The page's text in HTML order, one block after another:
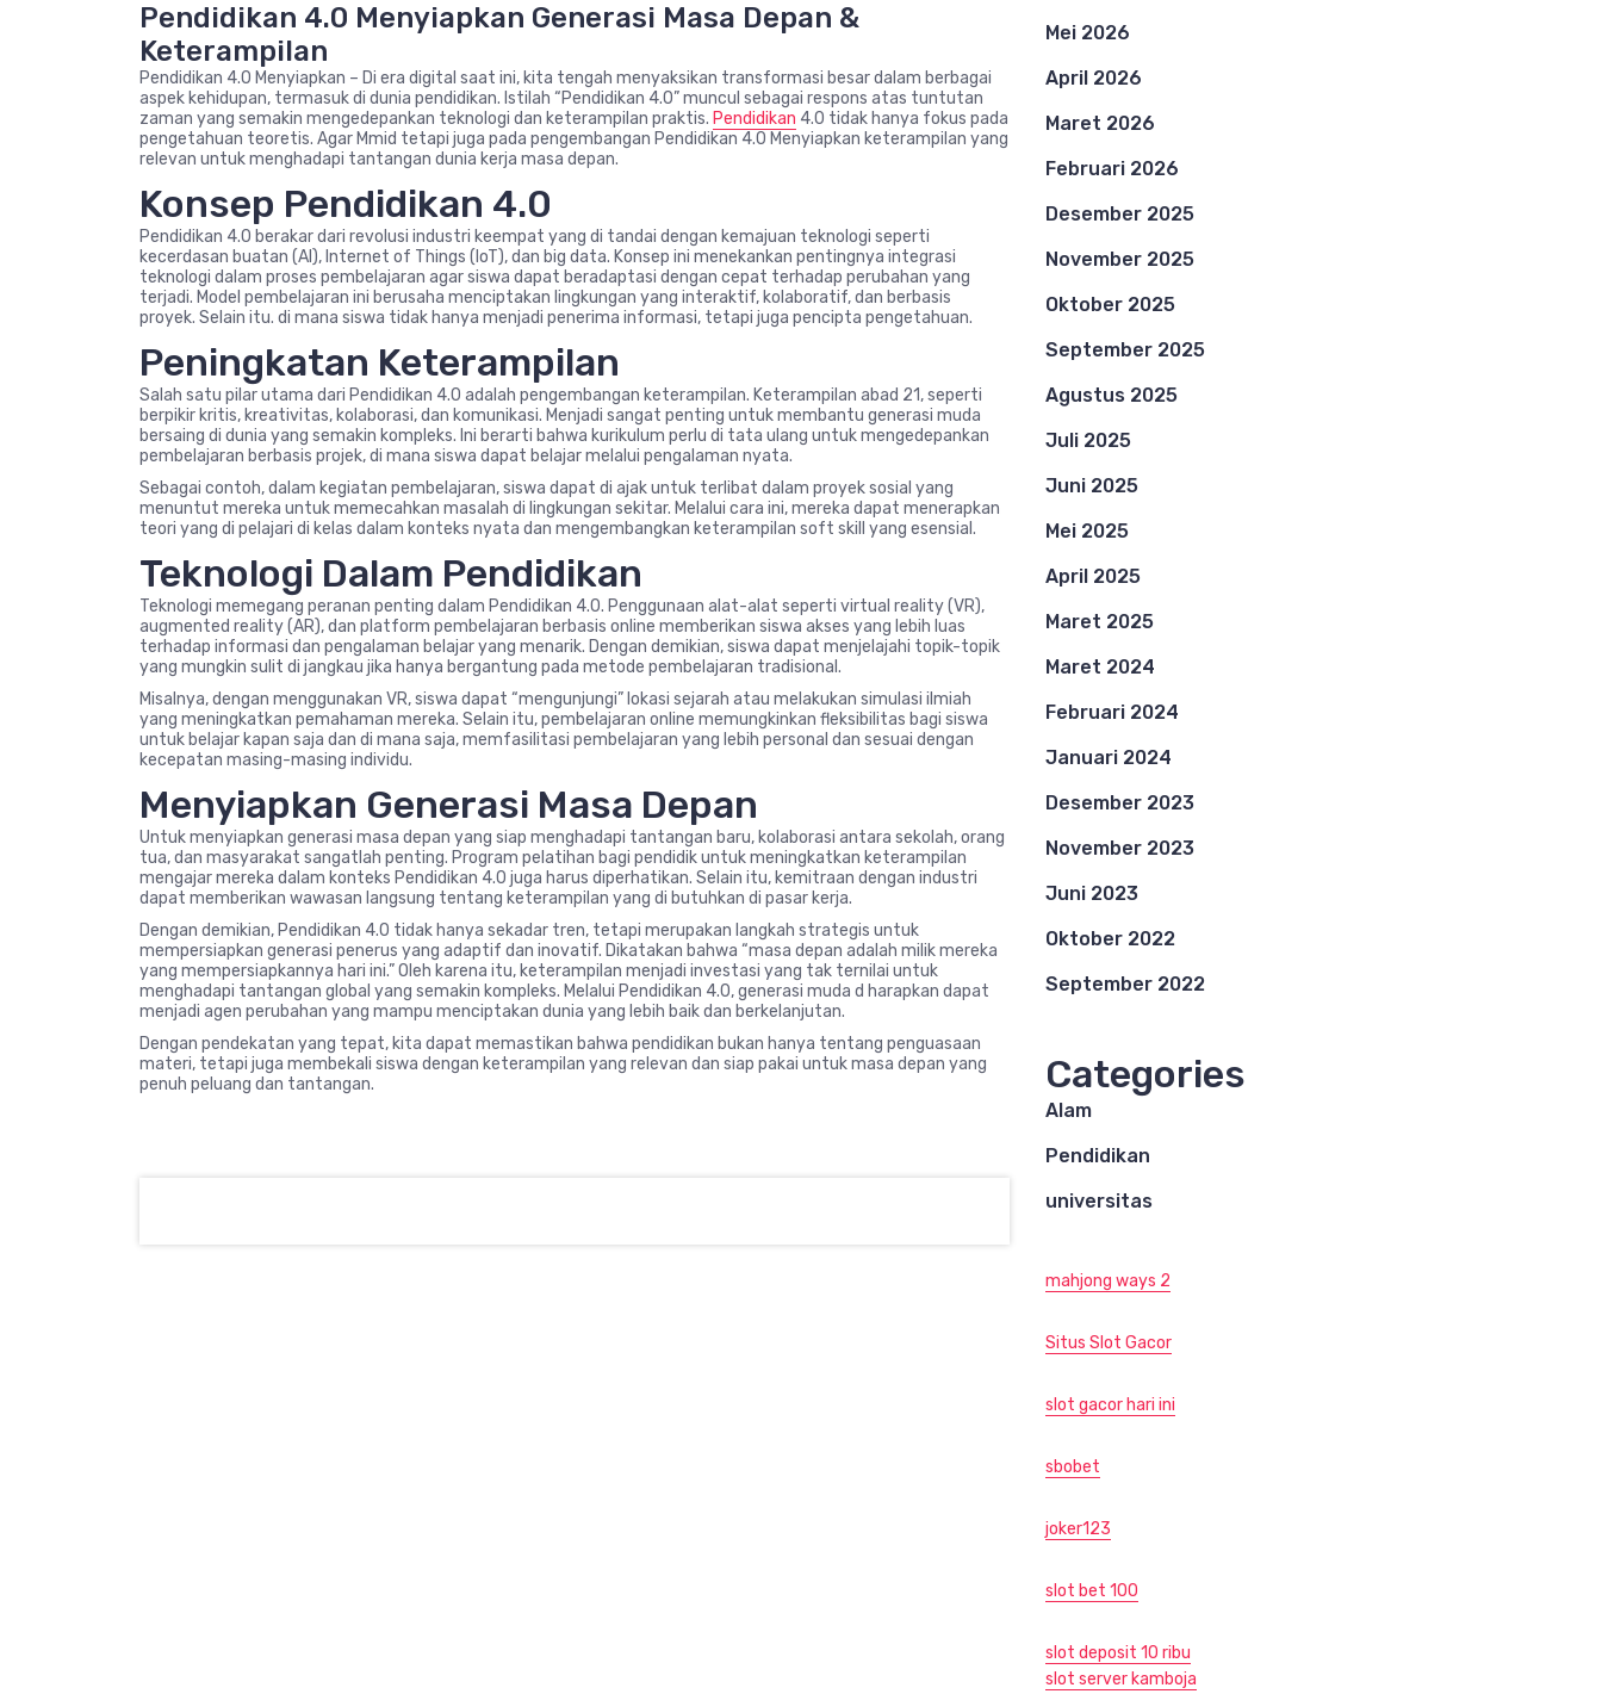
Pendidikan 4.0 Menyiapkan Generasi Masa Depan &
Keterampilan
Pendidikan 4.0 Menyiapkan – Di era digital saat ini, kita tengah menyaksikan transformasi besar dalam berbagai
aspek kehidupan, termasuk di dunia pendidikan. Istilah “Pendidikan 4.0” muncul sebagai respons atas tuntutan
zaman yang semakin mengedepankan teknologi dan keterampilan praktis. Pendidikan 4.0 tidak hanya fokus pada
pengetahuan teoretis. Agar Mmid tetapi juga pada pengembangan Pendidikan 4.0 Menyiapkan keterampilan yang
relevan untuk menghadapi tantangan dunia kerja masa depan.
Konsep Pendidikan 4.0
Pendidikan 4.0 berakar dari revolusi industri keempat yang di tandai dengan kemajuan teknologi seperti
kecerdasan buatan (AI), Internet of Things (IoT), dan big data. Konsep ini menekankan pentingnya integrasi
teknologi dalam proses pembelajaran agar siswa dapat beradaptasi dengan cepat terhadap perubahan yang
terjadi. Model pembelajaran ini berusaha menciptakan lingkungan yang interaktif, kolaboratif, dan berbasis
proyek. Selain itu. di mana siswa tidak hanya menjadi penerima informasi, tetapi juga pencipta pengetahuan.
Peningkatan Keterampilan
Salah satu pilar utama dari Pendidikan 4.0 adalah pengembangan keterampilan. Keterampilan abad 21, seperti
berpikir kritis, kreativitas, kolaborasi, dan komunikasi. Menjadi sangat penting untuk membantu generasi muda
bersaing di dunia yang semakin kompleks. Ini berarti bahwa kurikulum perlu di tata ulang untuk mengedepankan
pembelajaran berbasis projek, di mana siswa dapat belajar melalui pengalaman nyata.
Sebagai contoh, dalam kegiatan pembelajaran, siswa dapat di ajak untuk terlibat dalam proyek sosial yang
menuntut mereka untuk memecahkan masalah di lingkungan sekitar. Melalui cara ini, mereka dapat menerapkan
teori yang di pelajari di kelas dalam konteks nyata dan mengembangkan keterampilan soft skill yang esensial.
Teknologi Dalam Pendidikan
Teknologi memegang peranan penting dalam Pendidikan 4.0. Penggunaan alat-alat seperti virtual reality (VR),
augmented reality (AR), dan platform pembelajaran berbasis online memberikan siswa akses yang lebih luas
terhadap informasi dan pengalaman belajar yang menarik. Dengan demikian, siswa dapat menjelajahi topik-topik
yang mungkin sulit di jangkau jika hanya bergantung pada metode pembelajaran tradisional.
Misalnya, dengan menggunakan VR, siswa dapat “mengunjungi” lokasi sejarah atau melakukan simulasi ilmiah
yang meningkatkan pemahaman mereka. Selain itu, pembelajaran online memungkinkan fleksibilitas bagi siswa
untuk belajar kapan saja dan di mana saja, memfasilitasi pembelajaran yang lebih personal dan sesuai dengan
kecepatan masing-masing individu.
Menyiapkan Generasi Masa Depan
Untuk menyiapkan generasi masa depan yang siap menghadapi tantangan baru, kolaborasi antara sekolah, orang
tua, dan masyarakat sangatlah penting. Program pelatihan bagi pendidik untuk meningkatkan keterampilan
mengajar mereka dalam konteks Pendidikan 4.0 juga harus diperhatikan. Selain itu, kemitraan dengan industri
dapat memberikan wawasan langsung tentang keterampilan yang di butuhkan di pasar kerja.
Dengan demikian, Pendidikan 4.0 tidak hanya sekadar tren, tetapi merupakan langkah strategis untuk
mempersiapkan generasi penerus yang adaptif dan inovatif. Dikatakan bahwa “masa depan adalah milik mereka
yang mempersiapkannya hari ini.” Oleh karena itu, keterampilan menjadi investasi yang tak ternilai untuk
menghadapi tantangan global yang semakin kompleks. Melalui Pendidikan 4.0, generasi muda d harapkan dapat
menjadi agen perubahan yang mampu menciptakan dunia yang lebih baik dan berkelanjutan.
Dengan pendekatan yang tepat, kita dapat memastikan bahwa pendidikan bukan hanya tentang penguasaan
materi, tetapi juga membekali siswa dengan keterampilan yang relevan dan siap pakai untuk masa depan yang
penuh peluang dan tantangan.
Mei 2026
April 2026
Maret 2026
Februari 2026
Desember 2025
November 2025
Oktober 2025
September 2025
Agustus 2025
Juli 2025
Juni 2025
Mei 2025
April 2025
Maret 2025
Maret 2024
Februari 2024
Januari 2024
Desember 2023
November 2023
Juni 2023
Oktober 2022
September 2022
Categories
Alam
Pendidikan
universitas
mahjong ways 2
Situs Slot Gacor
slot gacor hari ini
sbobet
joker123
slot bet 100
slot deposit 10 ribu
slot server kamboja